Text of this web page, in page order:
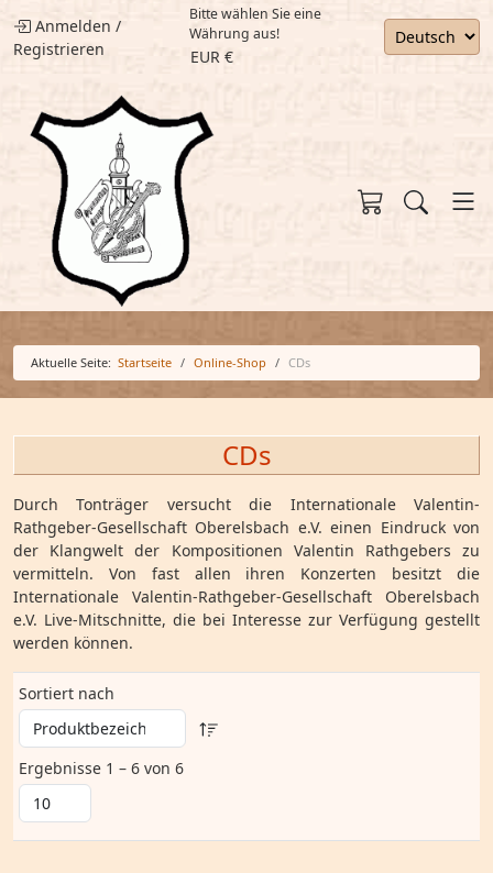
Anmelden /
Registrieren
Bitte wählen Sie eine
Währung aus!
EUR €
Aktuelle Seite: Startseite Online-Shop CDs
CDs
Durch Tonträger versucht die Internationale Valentin-
Rathgeber-Gesellschaft Oberelsbach e.V. einen Eindruck von
der Klangwelt der Kompositionen Valentin Rathgebers zu
vermitteln. Von fast allen ihren Konzerten besitzt die
Internationale Valentin-Rathgeber-Gesellschaft Oberelsbach
e.V. Live-Mitschnitte, die bei Interesse zur Verfügung gestellt
werden können.
Sortiert nach
Ergebnisse 1 – 6 von 6